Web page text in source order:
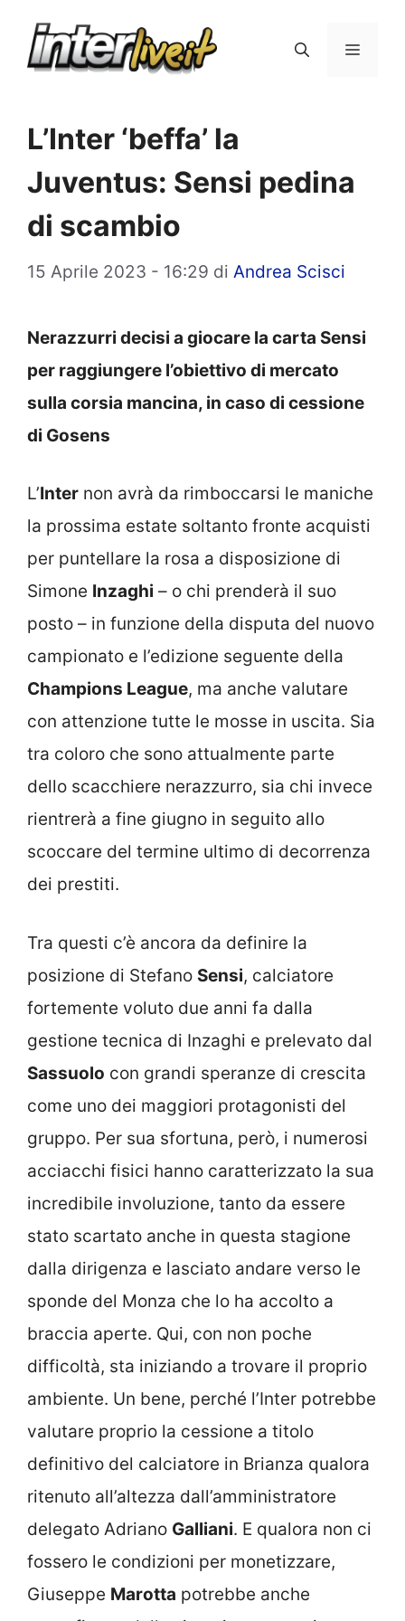
Menu
L’Inter ‘beffa’ la
Juventus: Sensi pedina
di scambio
15 Aprile 2023 - 16:29 di Andrea Scisci
Nerazzurri decisi a giocare la carta Sensi
per raggiungere l’obiettivo di mercato
sulla corsia mancina, in caso di cessione
di Gosens
L’Inter non avrà da rimboccarsi le maniche
la prossima estate soltanto fronte acquisti
per puntellare la rosa a disposizione di
Simone Inzaghi – o chi prenderà il suo
posto – in funzione della disputa del nuovo
campionato e l’edizione seguente della
Champions League, ma anche valutare
con attenzione tutte le mosse in uscita. Sia
tra coloro che sono attualmente parte
dello scacchiere nerazzurro, sia chi invece
rientrerà a fine giugno in seguito allo
scoccare del termine ultimo di decorrenza
dei prestiti.
Tra questi c’è ancora da definire la
posizione di Stefano Sensi, calciatore
fortemente voluto due anni fa dalla
gestione tecnica di Inzaghi e prelevato dal
Sassuolo con grandi speranze di crescita
come uno dei maggiori protagonisti del
gruppo. Per sua sfortuna, però, i numerosi
acciacchi fisici hanno caratterizzato la sua
incredibile involuzione, tanto da essere
stato scartato anche in questa stagione
dalla dirigenza e lasciato andare verso le
sponde del Monza che lo ha accolto a
braccia aperte. Qui, con non poche
difficoltà, sta iniziando a trovare il proprio
ambiente. Un bene, perché l’Inter potrebbe
valutare proprio la cessione a titolo
definitivo del calciatore in Brianza qualora
ritenuto all’altezza dall’amministratore
delegato Adriano Galliani. E qualora non ci
fossero le condizioni per monetizzare,
Giuseppe Marotta potrebbe anche